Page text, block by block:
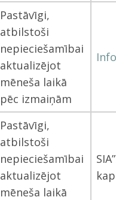
Pastāvīgi,
atbilstoši
nepieciešamībai
aktualizējot
mēneša laikā
pēc izmaiņām
Pastāvīgi,
atbilstoši
nepieciešamībai
aktualizējot
mēneša laikā